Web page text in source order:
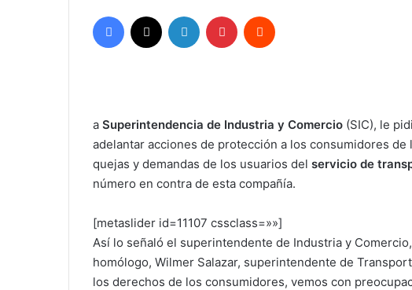
Facebook LinkedIn Pinterest
a Superintendencia de Industria y Comercio (SIC), le
adelantar acciones de protección a los consumidores de
quejas y demandas de los usuarios del servicio de
número en contra de esta compañía.
[metaslider id=11107 cssclass=»»]
Así lo señaló el superintendente de Industria y Comercio,
homólogo, Wilmer Salazar, superintendente de
los derechos de los consumidores, vemos con